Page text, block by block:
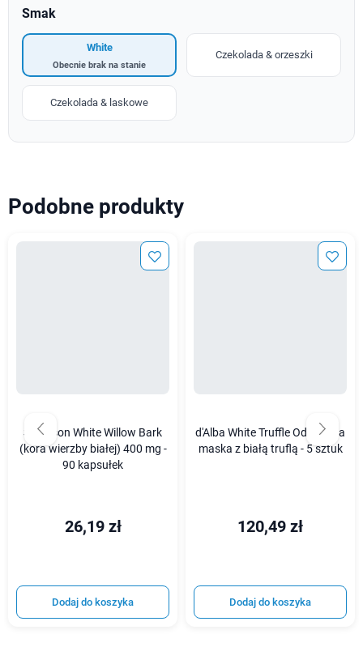
Smak
White
Obecnie brak na stanie
Czekolada & orzeszki
Czekolada & laskowe
Podobne produkty
Swanson White Willow Bark
(kora wierzby białej) 400 mg -
90 kapsułek
26,19 zł
Dodaj do koszyka
d'Alba White Truffle Odżywcza
maska z białą truflą - 5 sztuk
120,49 zł
Dodaj do koszyka